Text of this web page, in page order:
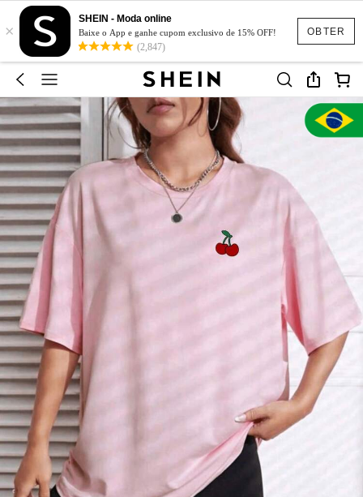
OBTER
×
SHEIN - Moda online
Baixe o App e ganhe cupom exclusivo de 15% OFF!
(2,847)